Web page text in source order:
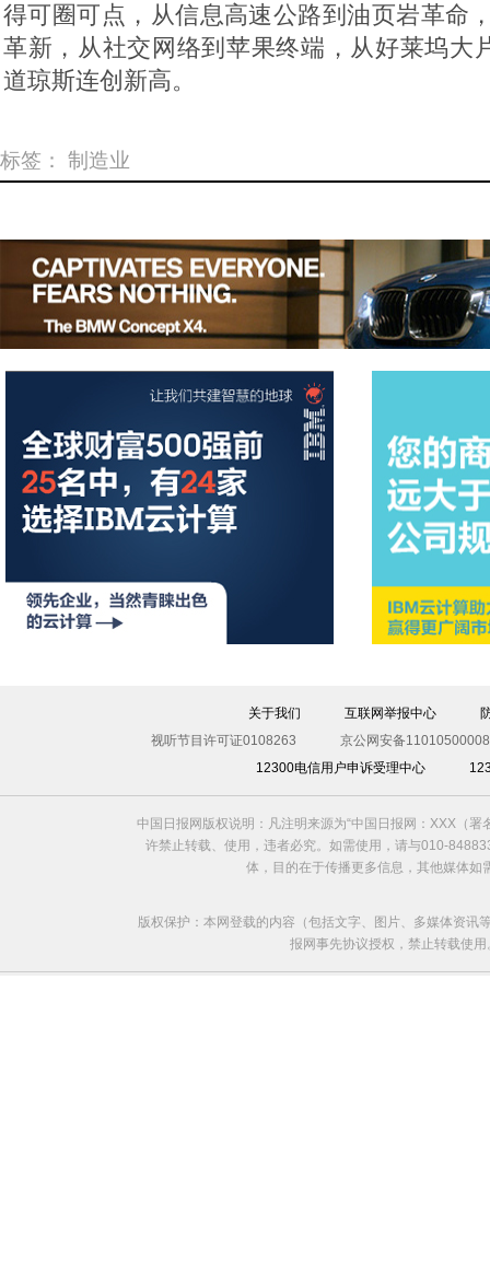
得可圈可点，从信息高速公路到油页岩革命
革新，从社交网络到苹果终端，从好莱坞大
道琼斯连创新高。
标签： 制造业
关于我们 互联网举报中心
视听节目许可证0108263
京公网安备
12300电信用户申诉受理中心
中国日报网版权说明：凡注明来源为“中国日报网：XXX（
许禁止转载、使用，违者必究。如需使用，请与010-
体，目的在于传播更多信息，其他媒体
版权保护：本网登载的内容（包括文字、图片、多媒体资
报网事先协议授权，禁止转载使